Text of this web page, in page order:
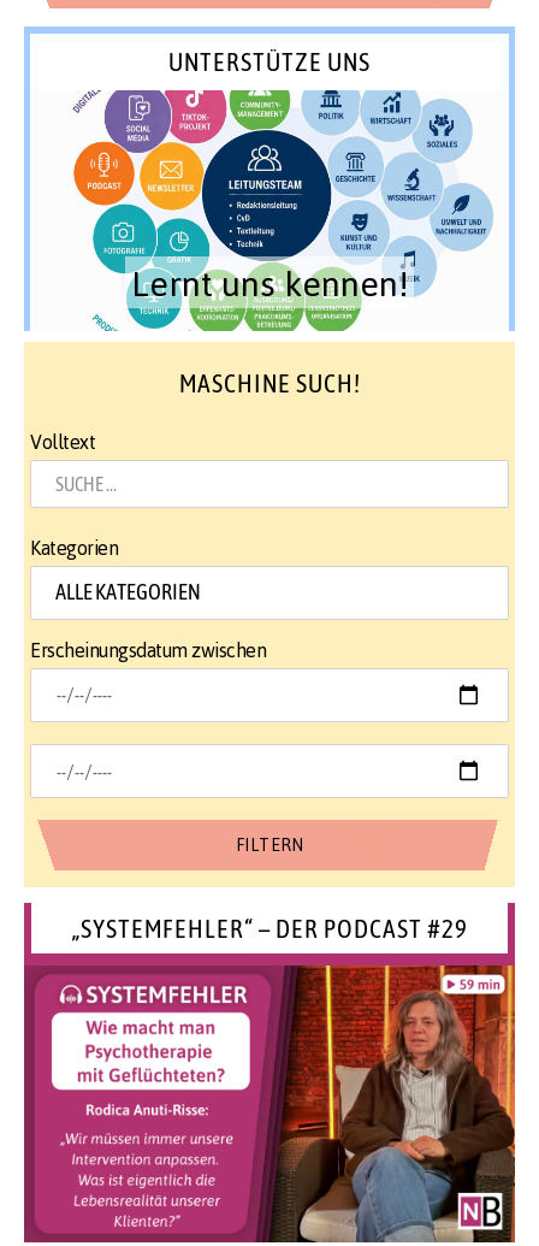
UNTERSTÜTZE UNS
Lernt uns kennen!
MASCHINE SUCH!
Volltext
Kategorien
Erscheinungsdatum zwischen
„SYSTEMFEHLER“ – DER PODCAST #29